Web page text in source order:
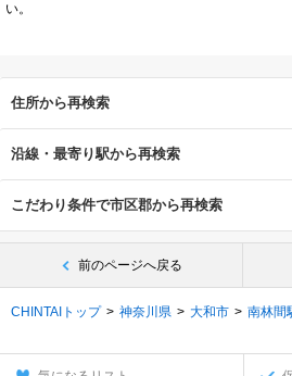
い。
住所から再検索
沿線・最寄り駅から再検索
こだわり条件で市区郡から再検索
前のページへ戻る
CHINTAIトップ 神奈川県 大和市 南林間